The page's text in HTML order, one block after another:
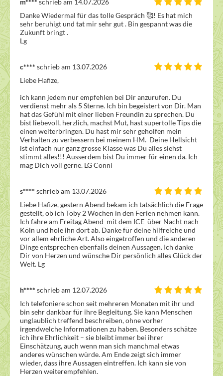
m**** schrieb am 14.07.2026
Danke Wiedermal für das tolle Gespräch 🥰! Es hat mich
sehr beruhigt und tat mir sehr gut . Bin gespannt was die
Zukunft bringt .
Lg
c**** schrieb am 13.07.2026
Liebe Hafize,
ich kann jedem nur empfehlen bei Dir anzurufen. Du
verdienst mehr als 5 Sterne. Ich bin begeistert von Dir. Man
hat das Gefühl mit einer lieben Freundin zu sprechen. Du
bist liebevoll, herzlich, machst Mut, hast supertolle Tips die
einen weiterbringen. Du hast mir sehr geholfen mein
Verhalten zu verbessern bei meinem HM.  Deine Hellsicht
ist einfach nur ganz grosse Klasse was Du alles siehst
stimmt alles!!! Ausserdem bist Du immer für einen da. Ich
mag Dich voll gerne. LG Conni
s**** schrieb am 13.07.2026
Liebe Hafize, gestern Abend bekam ich tatsächlich die Frage
gestellt, ob ich Toby 2 Wochen in den Ferien nehmen kann.
Ich fahre am Freitag Abend  mit dem ICE  über Nacht nach
Köln und hole ihn dort ab. Danke für deine hilfreiche und
vor allem ehrliche Art. Also eingetroffen und die anderen
Dinge entsprechen ebenfalls deinen Aussagen. Ich danke
Dir von Herzen und wünsche Dir persönlich alles Glück der
Welt. Lg
h**** schrieb am 12.07.2026
Ich telefoniere schon seit mehreren Monaten mit ihr und
bin sehr dankbar für ihre Begleitung. Sie kann Menschen
unglaublich treffend beschreiben, ohne vorher
irgendwelche Informationen zu haben. Besonders schätze
ich ihre Ehrlichkeit – sie bleibt immer bei ihrer
Einschätzung, auch wenn man sich manchmal etwas
anderes wünschen würde. Am Ende zeigt sich immer
wieder, dass ihre Aussagen eintreffen. Ich kann sie von
Herzen weiterempfehlen.